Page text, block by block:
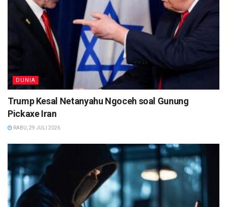
DUNIA
Trump Kesal Netanyahu Ngoceh soal Gunung
Pickaxe Iran
RABU, 29 JULI 2026